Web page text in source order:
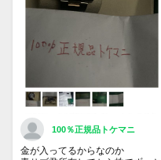
100％正規品トケマニ
金が入ってるからなのか